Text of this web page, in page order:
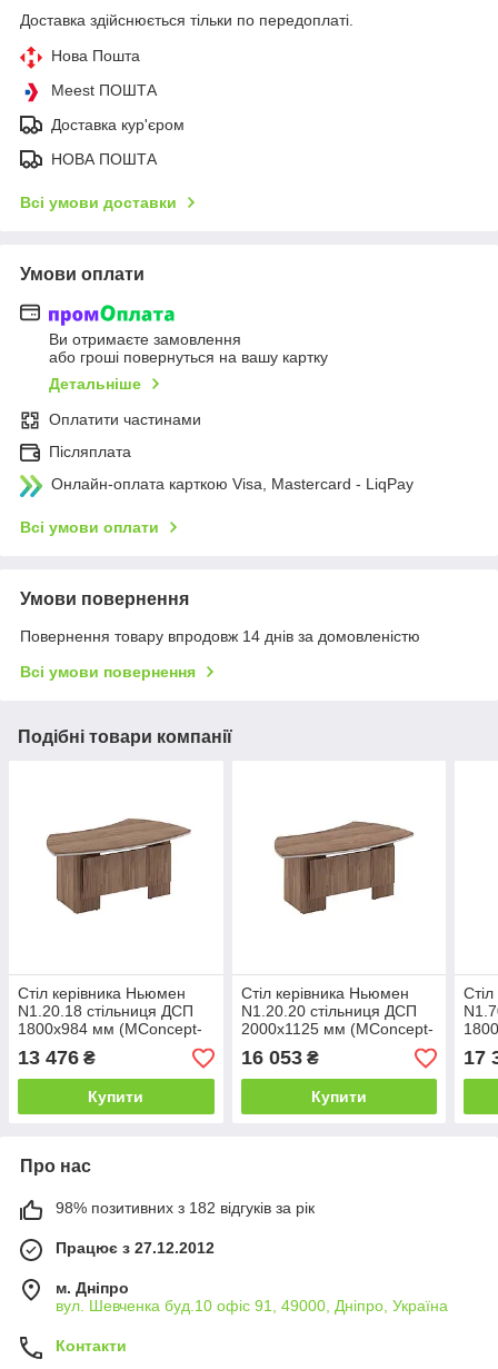
Доставка здійснюється тільки по передоплаті.
Нова Пошта
Meest ПОШТА
Доставка кур'єром
НОВА ПОШТА
Всі умови доставки
Умови оплати
Ви отримаєте замовлення
або гроші повернуться на вашу картку
Детальніше
Оплатити частинами
Післяплата
Онлайн-оплата карткою Visa, Mastercard - LiqPay
Всі умови оплати
Умови повернення
Повернення товару впродовж 14 днів за домовленістю
Всі умови повернення
Подібні товари компанії
Стіл керівника Ньюмен
N1.20.18 стільниця ДСП
1800х984 мм (MConcept-
ТМ)
13 476 ₴
Купити
Стіл керівника Ньюмен
N1.20.20 стільниця ДСП
2000х1125 мм (MConcept-
ТМ)
16 053₴
Купити
ТМ)
17
Про нас
98% позитивних з 182 відгуків за рік
Працює з 27.12.2012
м. Дніпро
вул. Шевченка буд.10 офіс 91, 49000, Дніпро, Україна
Контакти